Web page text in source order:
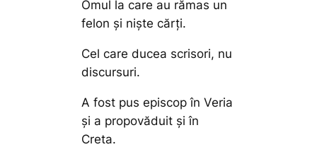
Omul la care au rămas un
felon și niște cărți.
Cel care ducea scrisori, nu
discursuri.
A fost pus episcop în Veria
și a propovăduit și în
Creta.